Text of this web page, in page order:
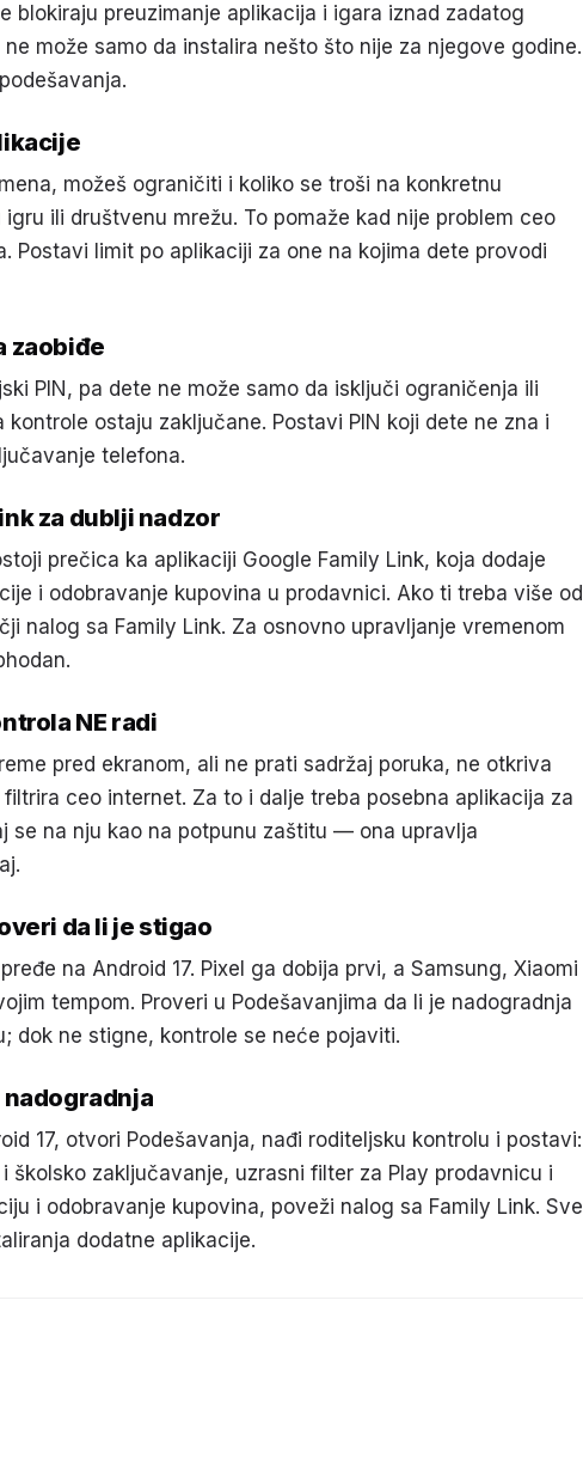
blokiraju preuzimanje aplikacija i igara iznad zadatog
može samo da instalira nešto što nije za njegove godine.
možeš ograničiti i koliko se troši na konkretnu
ili društvenu mrežu. To pomaže kad nije problem ceo
Postavi limit po aplikaciji za one na kojima dete provodi
zaobiđe
PIN, pa dete ne može samo da isključi ograničenja ili
kontrole ostaju zaključane. Postavi PIN koji dete ne zna i
telefona.
za dublji nadzor
prečica ka aplikaciji Google Family Link, koja dodaje
i odobravanje kupovina u prodavnici. Ako ti treba više od
nalog sa Family Link. Za osnovno upravljanje vremenom
NE radi
pred ekranom, ali ne prati sadržaj poruka, ne otkriva
ceo internet. Za to i dalje treba posebna aplikacija za
se na nju kao na potpunu zaštitu — ona upravlja
da li je stigao
na Android 17. Pixel ga dobija prvi, a Samsung, Xiaomi
tempom. Proveri u Podešavanjima da li je nadogradnja
dok ne stigne, kontrole se neće pojaviti.
nadogradnja
17, otvori Podešavanja, nađi roditeljsku kontrolu i postavi:
školsko zaključavanje, uzrasni filter za Play prodavnicu i
i odobravanje kupovina, poveži nalog sa Family Link. Sve
dodatne aplikacije.